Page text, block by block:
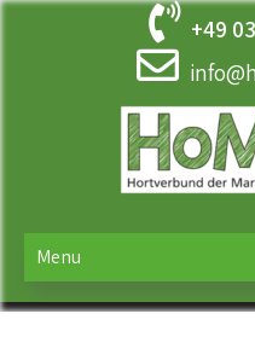
Skip
+49
HOMM
Menu